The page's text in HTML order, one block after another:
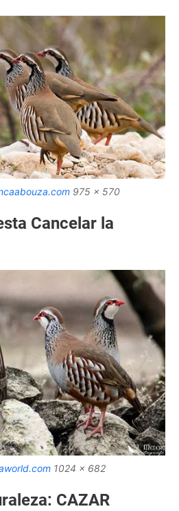
975 x 570
Cancelar la
1024 x 682
CAZAR